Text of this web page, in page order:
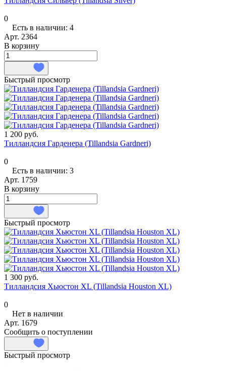
0
Есть в наличии: 4
Арт. 2364
В корзину
Быстрый просмотр
1 200 руб.
Тилландсия Гарденера (Tillandsia Gardneri)
0
Есть в наличии: 3
Арт. 1759
В корзину
Быстрый просмотр
1 300 руб.
Тилландсия Хьюстон XL (Tillandsia Houston XL)
0
Нет в наличии
Арт. 1679
Сообщить о поступлении
Быстрый просмотр